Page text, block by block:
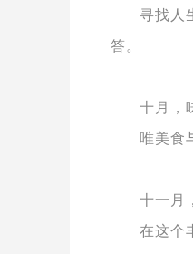
寻找人
答。
十月，
唯美食
十一月
在这个